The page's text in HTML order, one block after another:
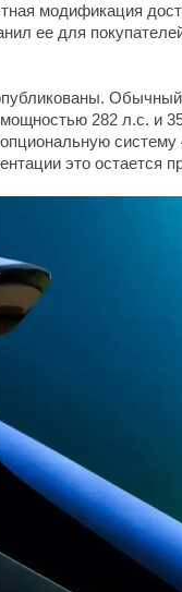
модификация
ее для
282 л.с. и
систему
это остается